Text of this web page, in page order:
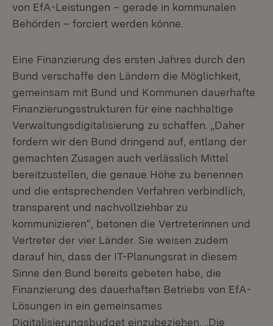
von EfA-Leistungen – gerade in kommunalen
Behörden – forciert werden könne.
Eine Finanzierung des ersten Jahres durch den
Bund verschaffe den Ländern die Möglichkeit,
gemeinsam mit Bund und Kommunen dauerhafte
Finanzierungsstrukturen für eine nachhaltige
Verwaltungsdigitalisierung zu schaffen. „Daher
fordern wir den Bund dringend auf, entlang der
gemachten Zusagen auch verlässlich Mittel
bereitzustellen, die genaue Höhe zu benennen
und die entsprechenden Verfahren verbindlich,
transparent und nachvollziehbar zu
kommunizieren“, betonen die Vertreterinnen und
Vertreter der vier Länder. Sie weisen zudem
darauf hin, dass der IT-Planungsrat in diesem
Sinne den Bund bereits gebeten habe, die
Finanzierung des dauerhaften Betriebs von EfA-
Lösungen in ein gemeinsames
Digitalisierungsbudget einzubeziehen. „Die